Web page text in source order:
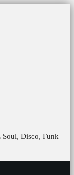
Soul, Disco, Funk